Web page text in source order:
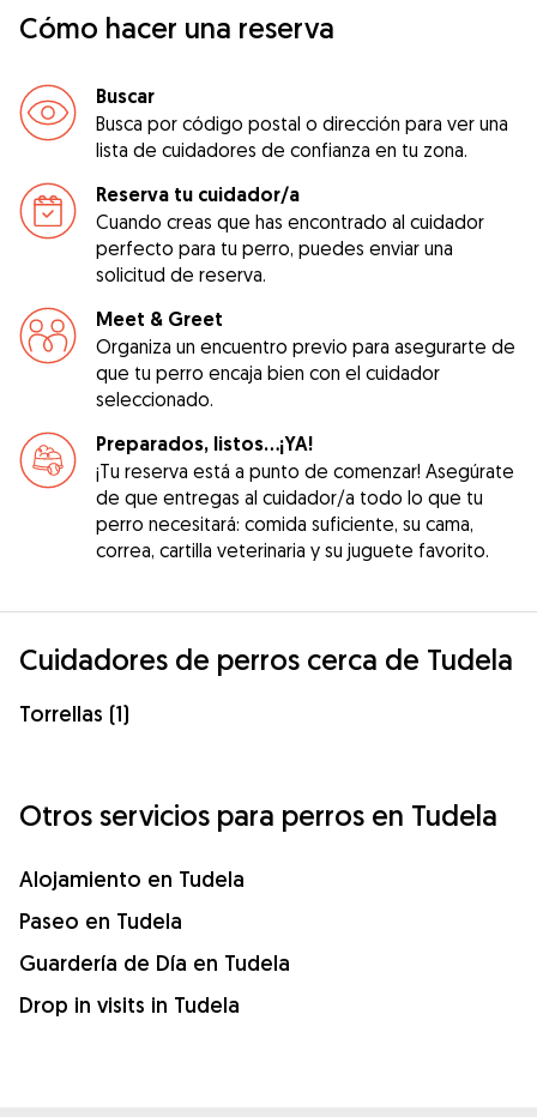
Cómo hacer una reserva
Buscar
Busca por código postal o dirección para ver una
lista de cuidadores de confianza en tu zona.
Reserva tu cuidador/a
Cuando creas que has encontrado al cuidador
perfecto para tu perro, puedes enviar una
solicitud de reserva.
Meet & Greet
Organiza un encuentro previo para asegurarte de
que tu perro encaja bien con el cuidador
seleccionado.
Preparados, listos...¡YA!
¡Tu reserva está a punto de comenzar! Asegúrate
de que entregas al cuidador/a todo lo que tu
perro necesitará: comida suficiente, su cama,
correa, cartilla veterinaria y su juguete favorito.
Cuidadores de perros cerca de Tudela
Torrellas (1)
Otros servicios para perros en Tudela
Alojamiento en Tudela
Paseo en Tudela
Guardería de Día en Tudela
Drop in visits in Tudela